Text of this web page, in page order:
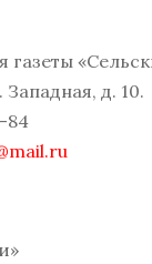
д. 10.
84